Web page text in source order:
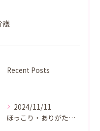
護
Recent Posts
2024/11/11
ほっこり・ありがたい出来事